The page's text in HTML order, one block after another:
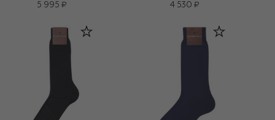
5 995 ₽
4 530 ₽